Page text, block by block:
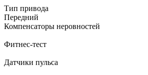
Тип привода
Передний
Компенсаторы неровностей
Фитнес-тест
Датчики пульса